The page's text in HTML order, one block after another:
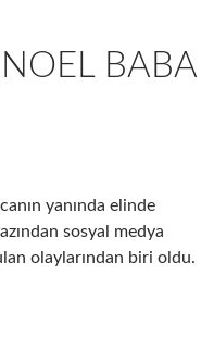
BABA
yanında elinde
sosyal medya
olaylarından biri oldu.